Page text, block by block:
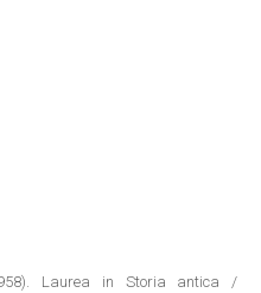
Laurea in Storia antica /